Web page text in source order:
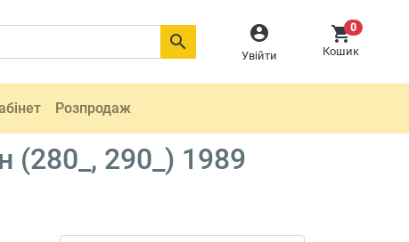

Увійти
0
Кошик

Розпродаж
(280_, 290_) 1989